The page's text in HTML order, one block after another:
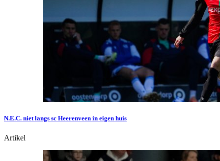
N.E.C. niet langs sc Heerenveen in eigen huis
Artikel